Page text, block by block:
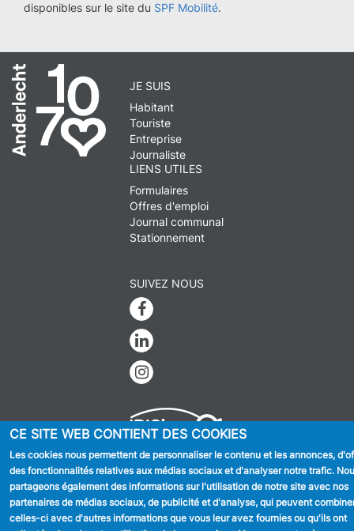
disponibles sur le site du SPF Mobilité.
JE SUIS
Habitant
Touriste
Entreprise
Journaliste
LIENS UTILES
Formulaires
Offres d'emploi
Journal communal
Stationnement
SUIVEZ NOUS
Facebook
Linkedin
Instagram
MENU
FOOTER
LEGAL
Déclaration de confidentialité
Déclaration d'accessibilité
Mentions légales
CE SITE WEB CONTIENT DES COOKIES
Les cookies nous permettent de personnaliser le contenu et les annonces,
des fonctionnalités relatives aux médias sociaux et d'analyser notre trafic.
partageons également des informations sur l'utilisation de notre site avec nos
partenaires de médias sociaux, de publicité et d'analyse, qui peuvent
celles-ci avec d'autres informations que vous leur avez fournies ou qu'ils ont